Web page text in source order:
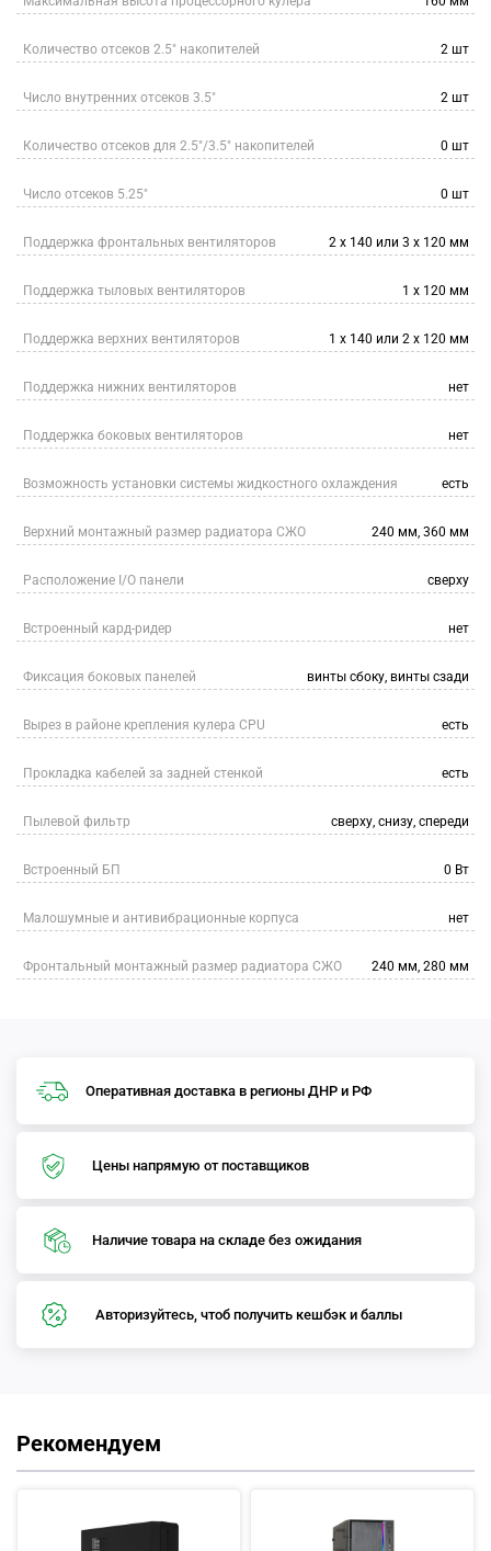
Количество отсеков 2.5" накопителей 2 шт
Число внутренних отсеков 3.5" 2 шт
Количество отсеков для 2.5"/3.5" накопителей 0 шт
Число отсеков 5.25" 0 шт
Поддержка фронтальных вентиляторов 2 x 140 или 3 x 120 мм
Поддержка тыловых вентиляторов 1 x 120 мм
Поддержка верхних вентиляторов 1 x 140 или 2 x 120 мм
Поддержка нижних вентиляторов нет
Поддержка боковых вентиляторов нет
Возможность установки системы жидкостного охлаждения есть
Верхний монтажный размер радиатора СЖО 240 мм, 360 мм
Расположение I/O панели сверху
Встроенный кард-ридер нет
Фиксация боковых панелей винты сбоку, винты сзади
Вырез в районе крепления кулера CPU есть
Прокладка кабелей за задней стенкой есть
Пылевой фильтр сверху, снизу, спереди
Встроенный БП 0 Вт
Малошумные и антивибрационные корпуса нет
Фронтальный монтажный размер радиатора СЖО 240 мм, 280 мм
Оперативная доставка в регионы ДНР и РФ
Цены напрямую от поставщиков
Наличие товара на складе без ожидания
Авторизуйтесь, чтоб получить кешбэк и баллы
Рекомендуем